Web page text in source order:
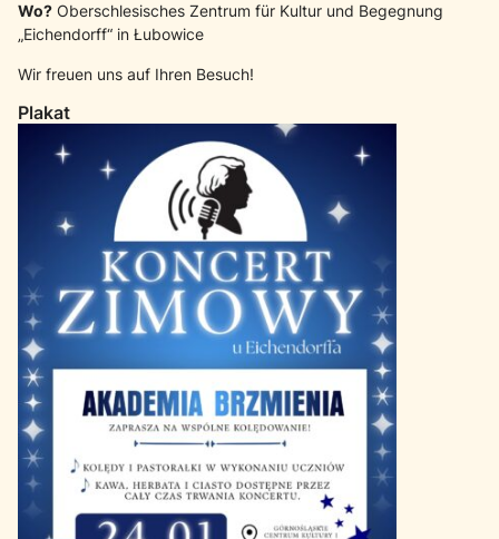
Wo? Oberschlesisches Zentrum für Kultur und Begegnung
„Eichendorff“ in Łubowice
Wir freuen uns auf Ihren Besuch!
Plakat